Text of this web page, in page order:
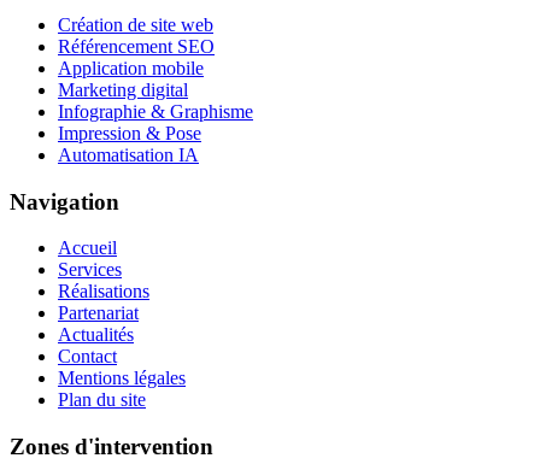
Création de site web
Référencement SEO
Application mobile
Marketing digital
Infographie & Graphisme
Impression & Pose
Automatisation IA
Navigation
Accueil
Services
Réalisations
Partenariat
Actualités
Contact
Mentions légales
Plan du site
Zones d'intervention